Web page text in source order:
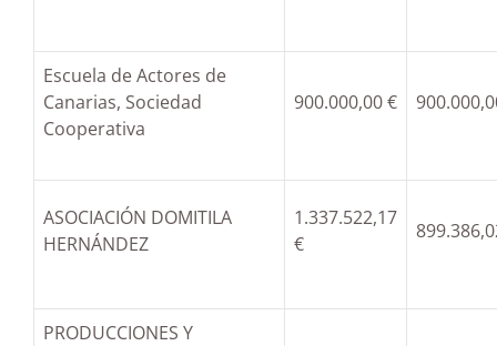
Escuela de Actores de
Canarias, Sociedad
Cooperativa
900.000,00 €
ASOCIACIÓN DOMITILA
HERNÁNDEZ
1.337.522,17
€
PRODUCCIONES Y